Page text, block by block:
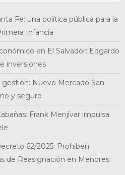
Fe: una política pública para la
Infancia
en El Salvador: Edgardo
inversiones
Nuevo Mercado San
y seguro
Frank Menjívar impulsa
62/2025: Prohiben
de Reasignación en Menores